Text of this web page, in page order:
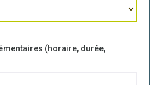
(horaire, durée,